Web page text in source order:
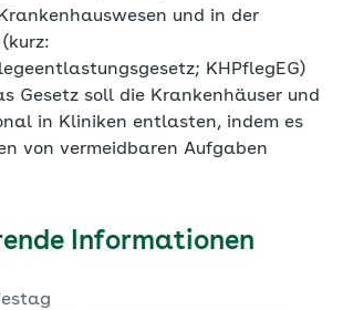
und in der
KHPflegEG)
Gesetz soll die Krankenhäuser und
in Kliniken entlasten, indem es
von vermeidbaren Aufgaben
Informationen